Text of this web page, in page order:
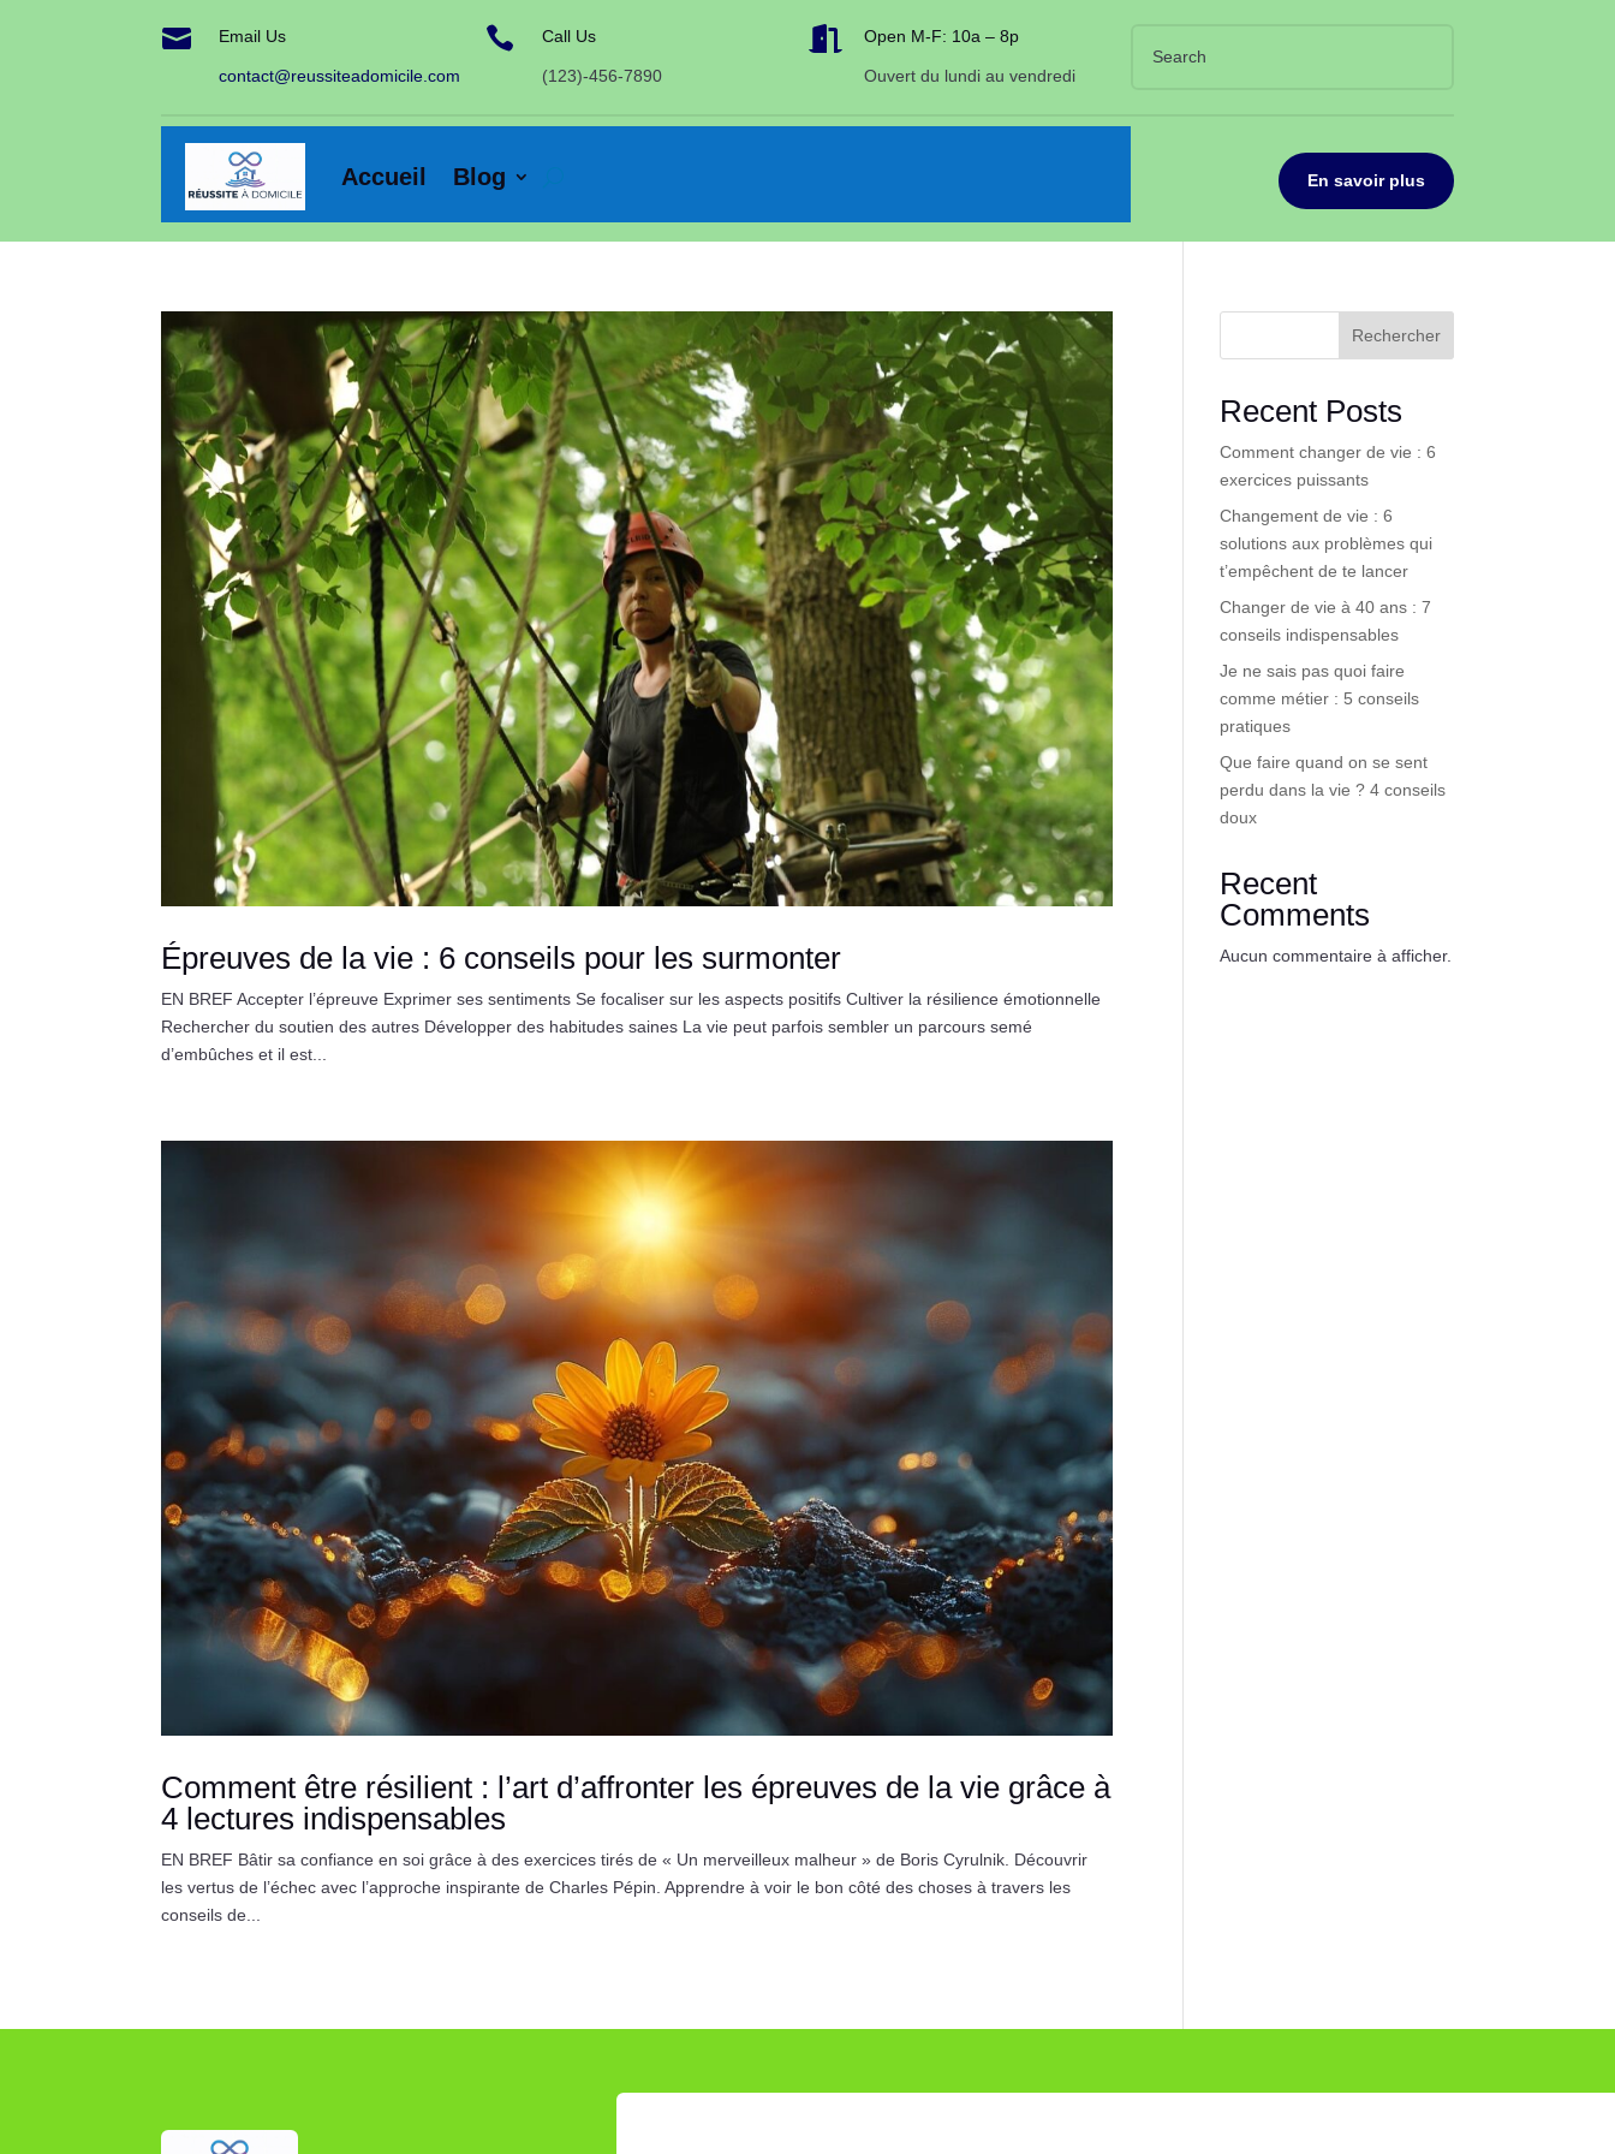
 Email Us
contact@reussiteadomicile.com
 Call Us
(123)-456-7890
 Open M-F: 10a – 8p
Ouvert du lundi au vendredi
Accueil Blog En savoir plus
Épreuves de la vie : 6 conseils pour les surmonter
EN BREF Accepter l’épreuve Exprimer ses sentiments Se focaliser sur les aspects positifs Cultiver la résilience émotionnelle
Rechercher du soutien des autres Développer des habitudes saines La vie peut parfois sembler un parcours semé
d’embûches et il est...
Comment être résilient : l’art d’affronter les épreuves de la vie grâce à
4 lectures indispensables
EN BREF Bâtir sa confiance en soi grâce à des exercices tirés de « Un merveilleux malheur » de Boris Cyrulnik. Découvrir
les vertus de l’échec avec l’approche inspirante de Charles Pépin. Apprendre à voir le bon côté des choses à travers les
conseils de...
Rechercher
Recent Posts
Comment changer de vie : 6
exercices puissants
Changement de vie : 6
solutions aux problèmes qui
t’empêchent de te lancer
Changer de vie à 40 ans : 7
conseils indispensables
Je ne sais pas quoi faire
comme métier : 5 conseils
pratiques
Que faire quand on se sent
perdu dans la vie ? 4 conseils
doux
Recent
Comments
Aucun commentaire à afficher.